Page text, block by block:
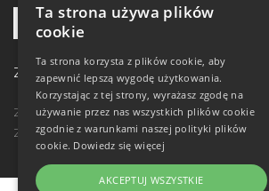
Zegarki w ofercie
Zegarki Festina•Zegarki Kronaby•Zegarki
Zegarki Lotus•Zegarki Calypso
Ta strona używa plików
cookie
Ta strona korzysta z plików cookie, aby
zapewnić lepszą wygodę użytkowania.
Korzystając z tej strony, wyrażasz zgodę na
używanie przez nas wszystkich plików cookie
zgodnie z warunkami naszej polityki plików
cookie. Dowiedz się więcej
AKCEPTUJ WSZYSTKIE